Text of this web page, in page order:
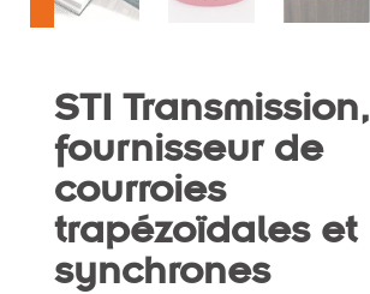
STI Transmission,
fournisseur de
courroies
trapézoïdales et
synchrones